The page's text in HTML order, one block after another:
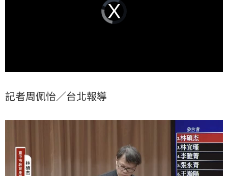
Video
Player
is
loading.
記者周佩怡／台北報導